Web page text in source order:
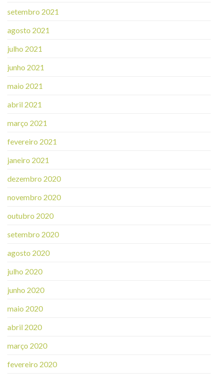
setembro 2021
agosto 2021
julho 2021
junho 2021
maio 2021
abril 2021
março 2021
fevereiro 2021
janeiro 2021
dezembro 2020
novembro 2020
outubro 2020
setembro 2020
agosto 2020
julho 2020
junho 2020
maio 2020
abril 2020
março 2020
fevereiro 2020